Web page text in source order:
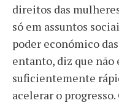
direitos das
só em assuntos
poder económico
entanto, diz que não
suficientemente
acelerar o progresso.